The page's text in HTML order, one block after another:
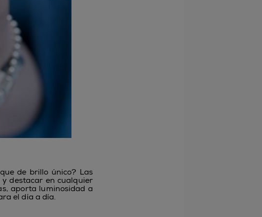
de brillo único? Las
destacar en cualquier
aporta luminosidad a
el día a día.